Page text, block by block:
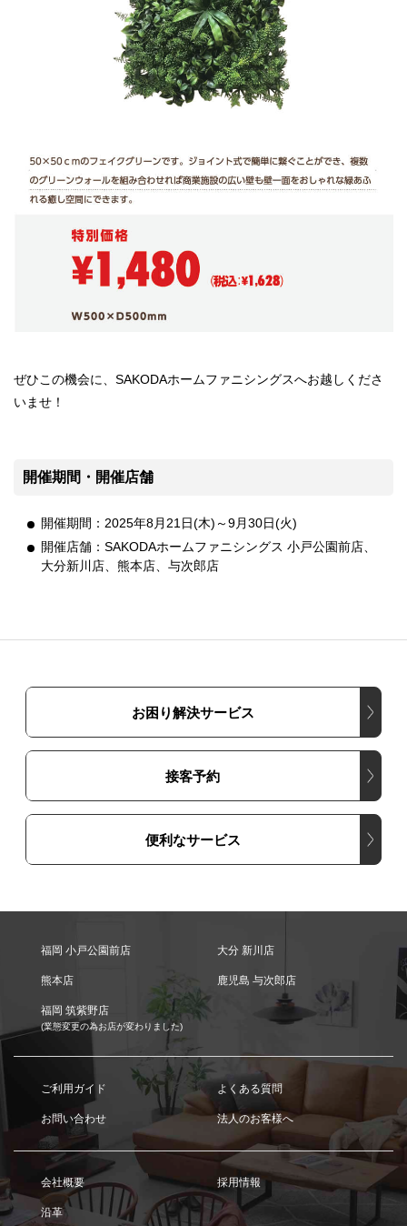
ぜひこの機会に、SAKODAホームファニシングスへお越しくださ
いませ！
開催期間・開催店舗
開催期間：2025年8月21日(木)～9月30日(火)
開催店舗：SAKODAホームファニシングス 小戸公園前店、
大分新川店、熊本店、与次郎店
お困り解決サービス
接客予約
便利なサービス
福岡 小戸公園前店 大分 新川店
熊本店 鹿児島 与次郎店
福岡 筑紫野店
(業態変更の為お店が変わりました)
ご利用ガイド よくある質問
お問い合わせ 法人のお客様へ
会社概要 採用情報
沿革